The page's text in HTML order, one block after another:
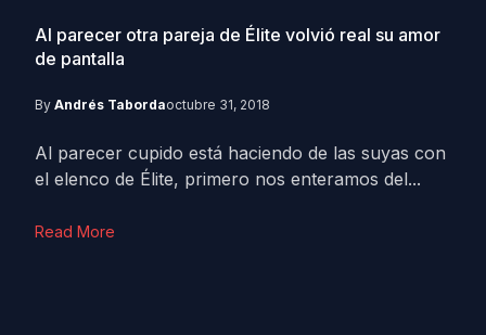
Al parecer otra pareja de Élite volvió real su amor
de pantalla
By Andrés Tabordaoctubre 31, 2018
Al parecer cupido está haciendo de las suyas con
el elenco de Élite, primero nos enteramos del...
Read More